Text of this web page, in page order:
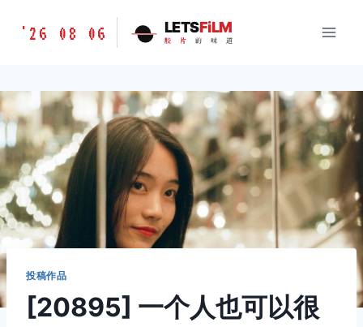
胶
味
道
LETSFILM
'26 08 06 LETSFiLM
胶 片 的 味 道
投稿作品
[20895] 一个人也可以很